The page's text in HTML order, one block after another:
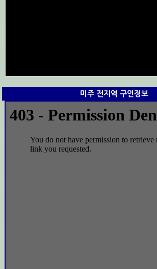
미주 전지역 구인정보